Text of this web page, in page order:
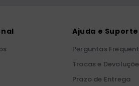
Ajuda e Suporte
Perguntas
Trocas e
Prazo de Entrega